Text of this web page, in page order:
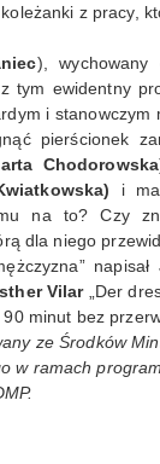
z pracy,
),
tym ewidentny
i stanowczym
pierścionek
Chodorowska
i
na to? Czy
dla niego
napisał
Vilar
„Der
minut bez
ze Środków
w ramach